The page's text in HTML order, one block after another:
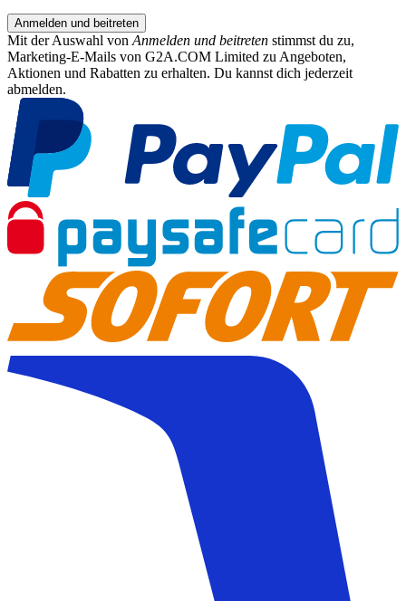
Anmelden und beitreten
Mit der Auswahl vonAnmelden und beitreten stimmst du zu,
Marketing-E-Mails von G2A.COM Limited zu Angeboten,
Aktionen und Rabatten zu erhalten. Du kannst dich jederzeit
abmelden.